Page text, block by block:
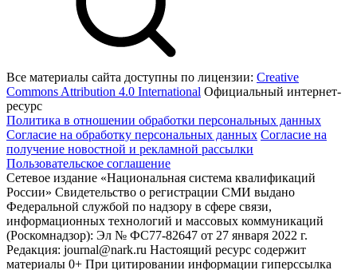
Все материалы сайта доступны по лицензии: Creative
Commons Attribution 4.0 International Официальный интернет-
ресурс
Политика в отношении обработки персональных данных
Согласие на обработку персональных данных Согласие на
получение новостной и рекламной рассылки
Пользовательское соглашение
Сетевое издание «Национальная система квалификаций
России» Свидетельство о регистрации СМИ выдано
Федеральной службой по надзору в сфере связи,
информационных технологий и массовых коммуникаций
(Роскомнадзор): Эл № ФС77-82647 от 27 января 2022 г.
Редакция: journal@nark.ru Настоящий ресурс содержит
материалы 0+ При цитировании информации гиперссылка